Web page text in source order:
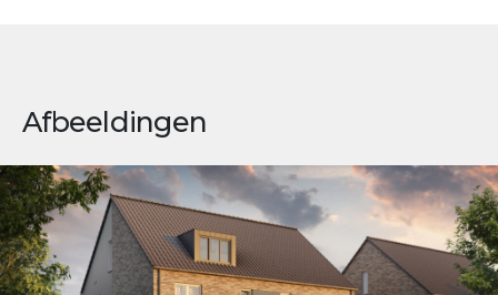
Afbeeldingen